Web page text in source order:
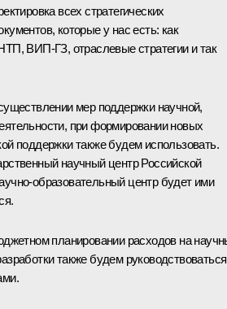
всех стратегических
которые у нас есть: как
ВИП-ГЗ, отраслевые стратегии и так
мер поддержки научной,
при формировании новых
поддержки также будем использовать.
научный центр Российской
образовательный центр будет ими
планировании расходов на
также будем руководствоваться